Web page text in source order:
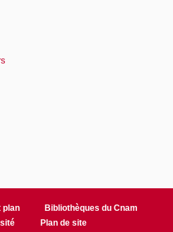
plan
Bibliothèques du Cnam
Plan de site